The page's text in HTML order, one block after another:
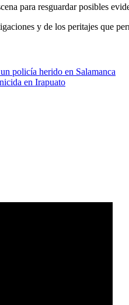
para resguardar posibles
y de los peritajes que
policía herido en Salamanca
en Irapuato